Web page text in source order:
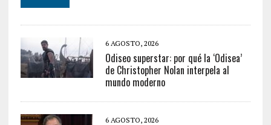
6 AGOSTO, 2026
Odiseo superstar: por qué la ‘Odisea’
de Christopher Nolan interpela al
mundo moderno
6 AGOSTO, 2026